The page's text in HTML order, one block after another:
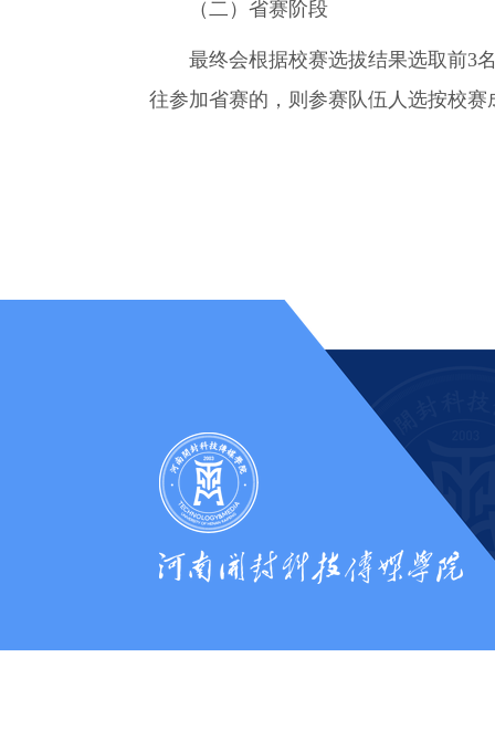
（二）省赛阶段
最终会根据校赛选拔结果选取前3名
往参加省赛的，则参赛队伍人选按校赛